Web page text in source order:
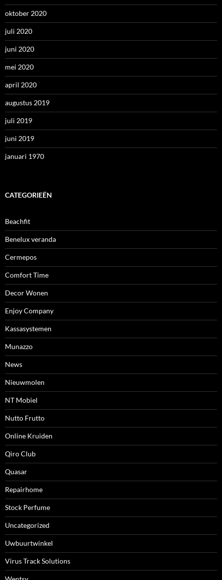
oktober 2020
juli 2020
juni 2020
mei 2020
april 2020
augustus 2019
juli 2019
juni 2019
januari 1970
CATEGORIEËN
Beachfit
Benelux veranda
Cermepos
Comfort Time
Decor Wonen
Enjoy Company
Kassasystemen
Munazzo
News
Nieuwmolen
NT Mobiel
Nutto Frutto
Online Kruiden
Qiro Club
Quasar
Repairhome
Stock Perfume
Uncategorized
Uwbuurtwinkel
Virus Track Solutions